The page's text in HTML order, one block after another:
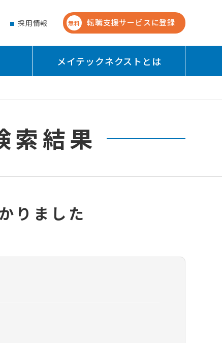
採用情報 無料 転職支援サービスに登録
メイテックネクストとは
索結果
りました